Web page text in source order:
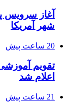
آغاز سرویس
شهر آمریکا
20 ساعت پیش
تقویم
اعلام شد
21 ساعت پیش